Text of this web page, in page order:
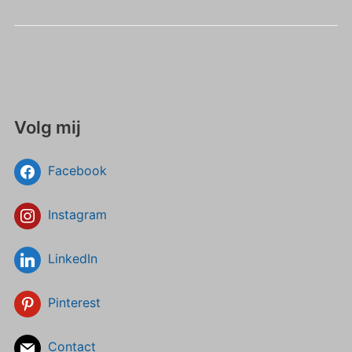
Volg mij
Facebook
Instagram
LinkedIn
Pinterest
Contact